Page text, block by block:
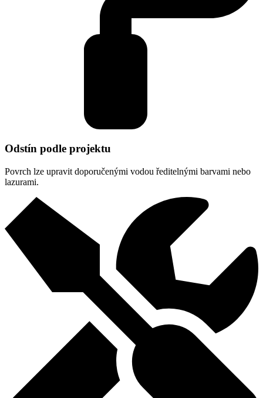
Odstín podle projektu
Povrch lze upravit doporučenými vodou ředitelnými barvami nebo
lazurami.